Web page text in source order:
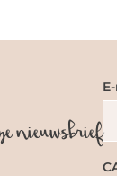
nieuwsbrief